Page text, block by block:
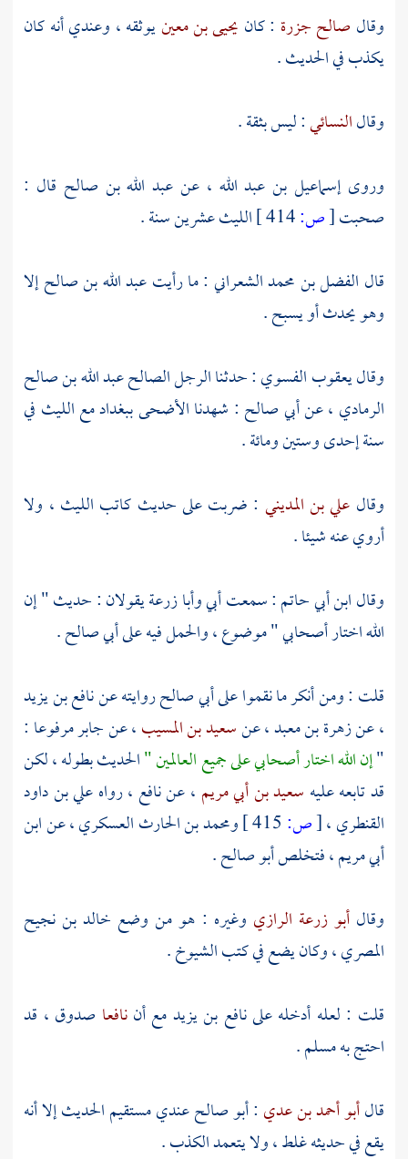
وقال صالح جزرة : كان يحيى بن معينيوثقه ، وعندي أنه كان
يكذب في الحديث .
وقالالنسائي: ليس بثقة .
وروىإسماعيل بن عبد الله ، عن عبد الله بن صالح قال :
صحبت[ص: الليثعشرين سنة .
قال الفضل بن محمد الشعراني : ما رأيتعبد الله بن صالحإلا
وهو يحدث أو يسبح .
وقاليعقوب الفسوي: حدثنا الرجل الصالحعبد الله بن صالح
الرمادي ، عنأبي صالح : شهدنا الأضحىببغدادمعالليث في
سنة إحدى وستين ومائة .
وقال علي بن المديني : ضربت على حديث كاتب الليث ، ولا
أروي عنه شيئا .
وقالابن أبي حاتم: سمعت أبيوأبا زرعةيقولان : حديث " إن
الله اختار أصحابي " موضوع ، والحمل فيه علىأبي صالح.
قلت : ومن أنكر ما نقموا علىأبي صالحروايته عننافع بن يزيد
، عنزهرة بن معبد، عنسعيد بن المسيب، عنجابرمرفوعا :
"إن الله اختار أصحابي على جميع العالمين "الحديث بطوله ، لكن
قد تابعه عليه سعيد بن أبي مريم ، عننافع ، رواهعلي بن داود
القنطري،[ص: ومحمد بن الحارث العسكري، عنابن
أبي مريم، فتخلصأبو صالح.
وقالأبو زرعة الرازي وغيره : هو من وضع خالد بن نجيح
المصري، وكان يضع في كتب الشيوخ .
قلت : لعله أدخله علىنافع بن يزيدمع أننافعا صدوق ، قد
احتج بهمسلم.
قالأبو أحمد بن عدي :أبو صالحعندي مستقيم الحديث إلا أنه
يقع في حديثه غلط ، ولا يتعمد الكذب .